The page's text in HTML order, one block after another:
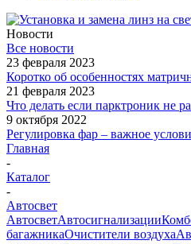
Новости
Все новости
23 февраля 2023
Коротко об особенностях
21 февраля 2023
Что делать если парктроник не
9 октября 2022
Регулировка фар – важное
Главная
-
Каталог
-
Автосвет
АвтосветАвтосигнализации
багажникаОчистители воздуха